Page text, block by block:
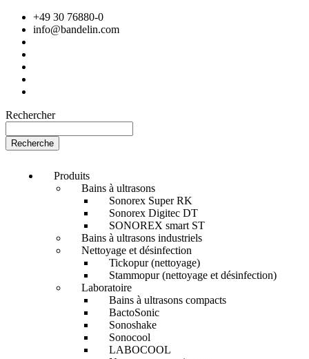
+49 30 76880-0
info@bandelin.com
Rechercher
Recherche
Produits
Bains à ultrasons
Sonorex Super RK
Sonorex Digitec DT
SONOREX smart ST
Bains à ultrasons industriels
Nettoyage et désinfection
Tickopur (nettoyage)
Stammopur (nettoyage et désinfection)
Laboratoire
Bains à ultrasons compacts
BactoSonic
Sonoshake
Sonocool
LABOCOOL